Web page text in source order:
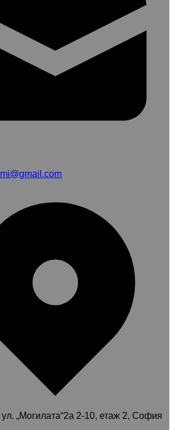
ул. „Могилата“2а 2-10, етаж 2, София